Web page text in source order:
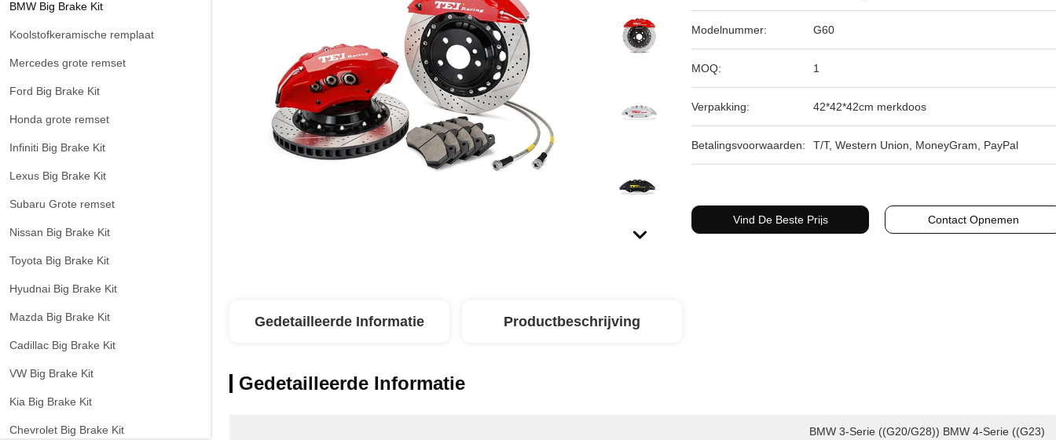
BMW Big Brake Kit
Koolstofkeramische remplaat
Mercedes grote remset
Ford Big Brake Kit
Honda grote remset
Infiniti Big Brake Kit
Lexus Big Brake Kit
Subaru Grote remset
Nissan Big Brake Kit
Toyota Big Brake Kit
Hyudnai Big Brake Kit
Mazda Big Brake Kit
Cadillac Big Brake Kit
VW Big Brake Kit
Kia Big Brake Kit
Chevrolet Big Brake Kit
Modelnummer: G60
MOQ: 1
Verpakking: 42*42*42cm merkdoos
Betalingsvoorwaarden: T/T, Western Union, MoneyGram, PayPal
Vind De Beste Prijs Contact Opnemen
Gedetailleerde Informatie Productbeschrijving
Gedetailleerde Informatie
BMW 3-Serie ((G20/G28)) BMW 4-Serie ((G23)